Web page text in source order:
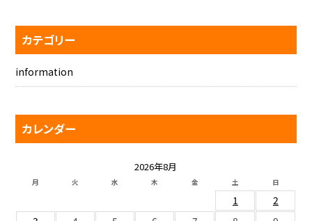
カテゴリー
information
カレンダー
2026年8月
月 火 水 木 金 土 日
1
2